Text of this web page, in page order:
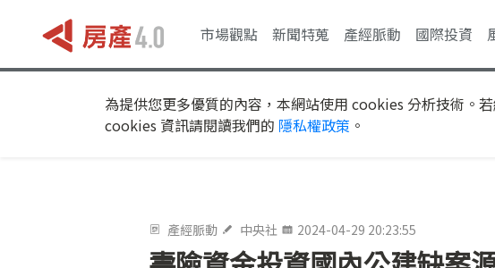
市場觀點 新聞特蒐 產經脈動 國際投資
為提供您更多優質的內容，本網站使用 cookies 分析技術。
cookies 資訊請閱讀我們的 隱私權政策 。
產經脈動 中央社 2024-04-29 20:23:55